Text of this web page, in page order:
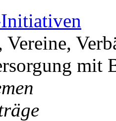
mit